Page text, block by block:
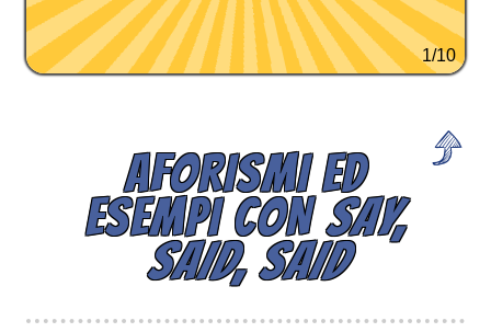
1/10
AFORISMI ED
ESEMPI CONSAY,
SAID, SAID